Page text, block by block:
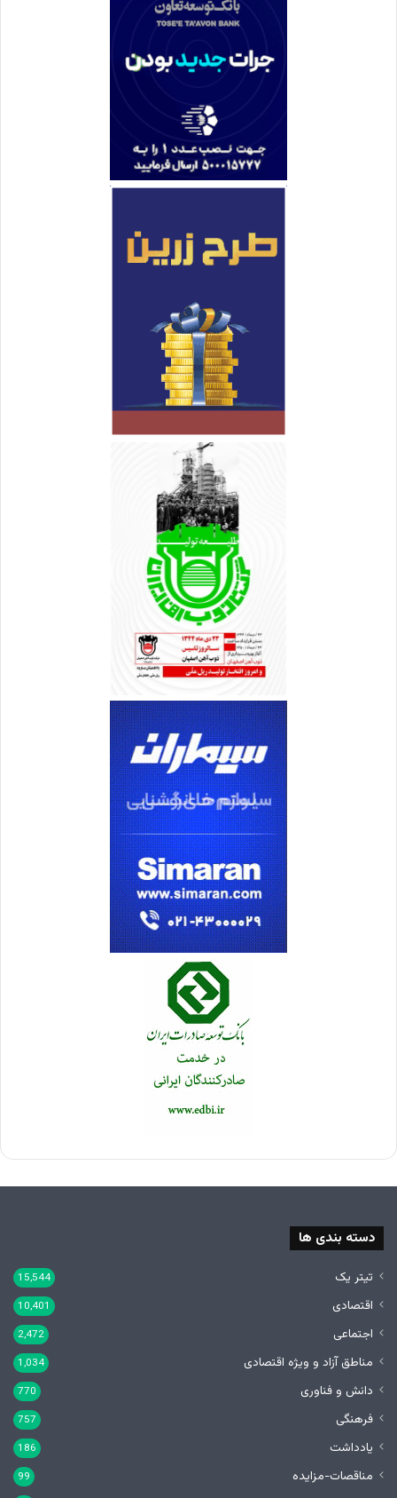
دسته بندی ها
تیتر یک 15,544
اقتصادی 10,401
اجتماعی 2,472
مناطق آزاد و ویژه اقتصادی 1,034
دانش و فناوری 770
فرهنگی 757
یادداشت 186
مناقصات-مزایده 99